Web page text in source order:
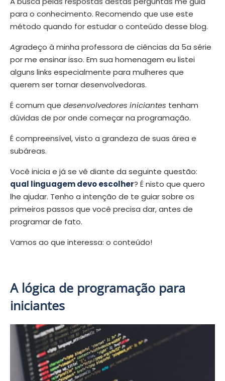
para o conhecimento. Recomendo que use este
método quando for estudar o conteúdo desse blog.
Agradeço à minha professora de ciências da 5a série
por me ensinar isso. Em sua homenagem eu listei
alguns links especialmente para mulheres que
querem ser tornar desenvolvedoras.
É comum que desenvolvedores iniciantes tenham
dúvidas de por onde começar na programação.
É compreensível, visto a grandeza de suas área e
subáreas.
Você inicia e já se vê diante da seguinte questão:
qual linguagem devo escolher? É nisto que quero
lhe ajudar. Tenho a intenção de te guiar sobre os
primeiros passos que você precisa dar, antes de
programar de fato.
Vamos ao que interessa: o conteúdo!
A lógica de programação para
iniciantes